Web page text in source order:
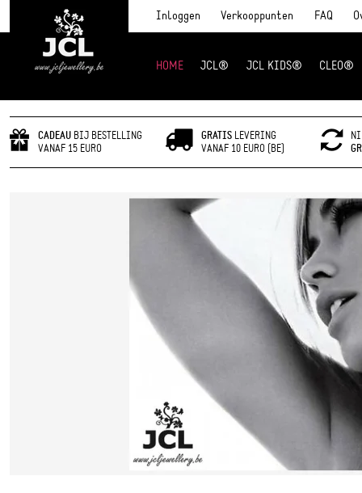
Inloggen Verkooppunten FAQ
HOME JCL® JCL KIDS® CLEO®
CADEAU BIJ BESTELLING
VANAF 15 EURO
GRATISLEVERING
VANAF 10 EURO (BE)